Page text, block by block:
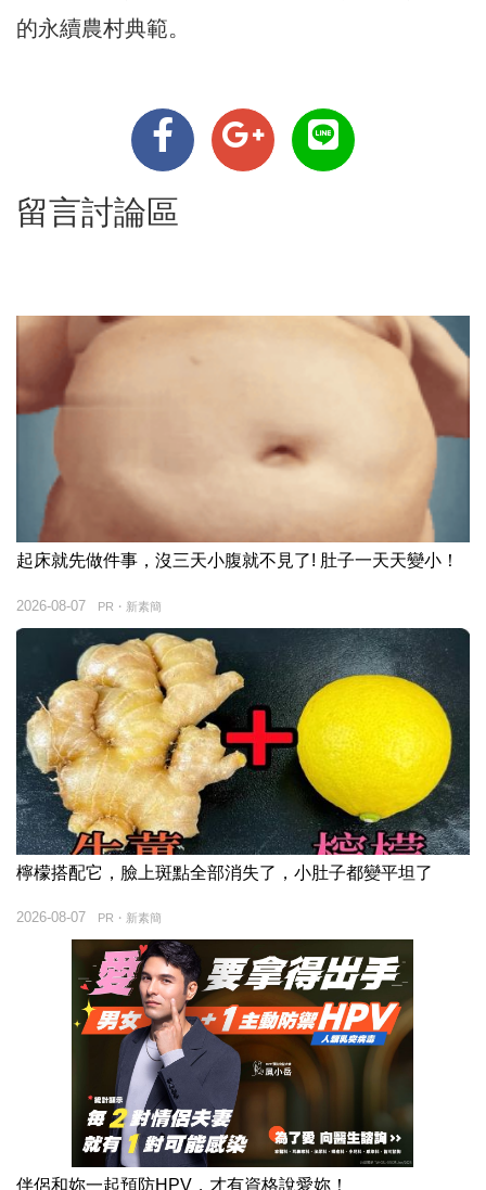
的永續農村典範。
留言討論區
起床就先做件事，沒三天小腹就不見了! 肚子一天天變小！
PR・新素簡
2026-08-07
檸檬搭配它，臉上斑點全部消失了，小肚子都變平坦了
PR・新素簡
2026-08-07
伴侶和妳一起預防HPV，才有資格說愛妳！